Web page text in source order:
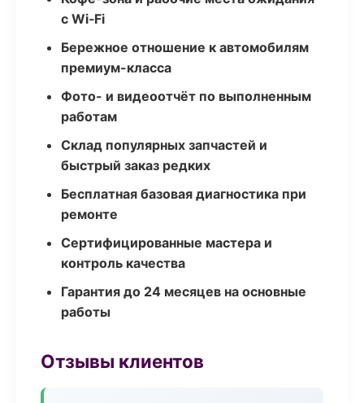
с Wi‑Fi
Бережное отношение к автомобилям
премиум-класса
Фото- и видеоотчёт по выполненным
работам
Склад популярных запчастей и
быстрый заказ редких
Бесплатная базовая диагностика при
ремонте
Сертифицированные мастера и
контроль качества
Гарантия до 24 месяцев на основные
работы
Отзывы клиентов